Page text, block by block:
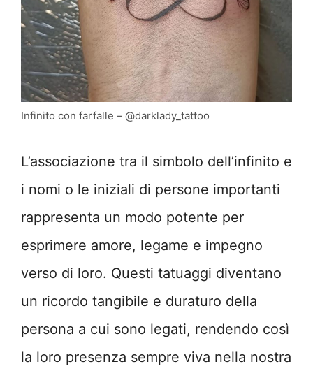
Infinito con farfalle – @darklady_tattoo
L’associazione tra il simbolo dell’infinito e
i nomi o le iniziali di persone importanti
rappresenta un modo potente per
esprimere amore, legame e impegno
verso di loro. Questi tatuaggi diventano
un ricordo tangibile e duraturo della
persona a cui sono legati, rendendo così
la loro presenza sempre viva nella nostra